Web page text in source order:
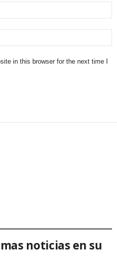
in this browser for the next time I
noticias en su